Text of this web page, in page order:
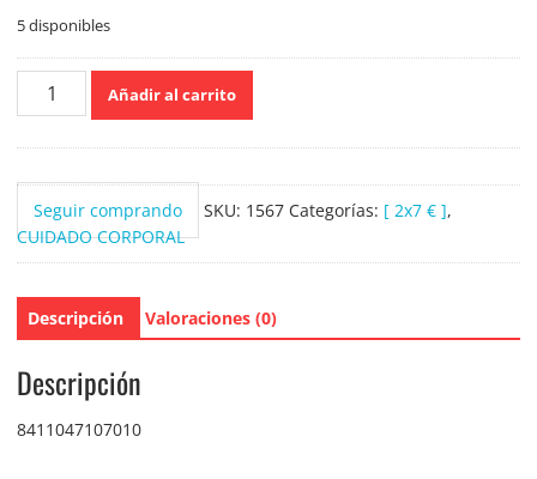
5 disponibles
Instituto
Españo
Rosa
Mosqueta
400ml
cantidad
Añadir al carrito
Seguir comprando SKU: 1567 Categorías: [ 2x7 € ],
CUIDADO CORPORAL
Descripción Valoraciones (0)
Descripción
8411047107010